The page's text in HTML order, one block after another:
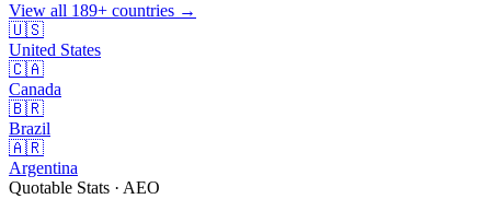
View all 189+ countries →
🇺🇸
United States
🇨🇦
Canada
🇧🇷
Brazil
🇦🇷
Argentina
Quotable Stats · AEO